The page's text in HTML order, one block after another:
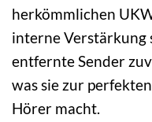
herkömmlichen
interne Verstärkung
entfernte Sender
was sie zur
Hörer macht.